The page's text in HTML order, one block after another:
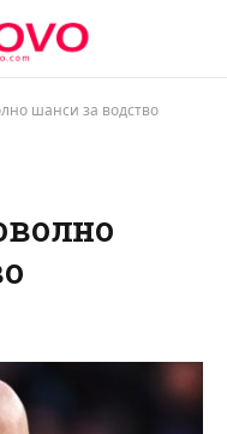
шанси за водство